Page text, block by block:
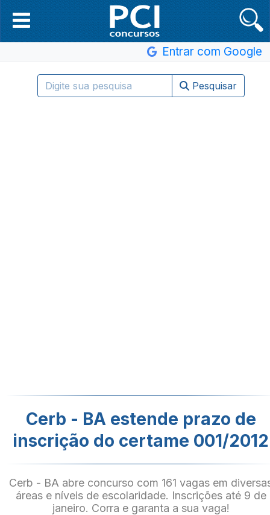
Entrar com Google
Pesquisar
Cerb - BA estende prazo de
inscrição do certame 001/2012
Cerb - BA abre concurso com 161 vagas em
áreas e níveis de escolaridade. Inscrições até 9 de
janeiro. Corra e garanta a sua vaga!